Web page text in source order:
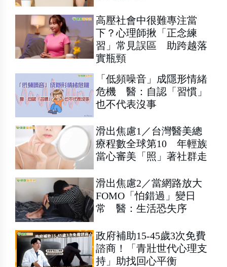
高壓社會中很難專注當
下？心理師揪「正念練
習」常見誤區 助跨越落
實瓶頸
「低頻噪音」成隱形情緒
危機 醫：自認「習慣」
也不代表沒事
滑出焦慮1／台灣醫美總
療程數全球第10 年輕族
當心審美「照」著社群走
滑出焦慮2／當網路放大
FOMO「怕錯過」變日
常 醫：生活恐失序
政府補助15-45歲3次免費
諮商！「青壯世代心理支
持」助找回心平衡